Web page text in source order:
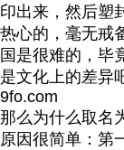
印出来，然后塑
热心的，毫无戒
国是很难的，毕
是文化上的差异
9fo.com
那么为什么取名
原因很简单：第